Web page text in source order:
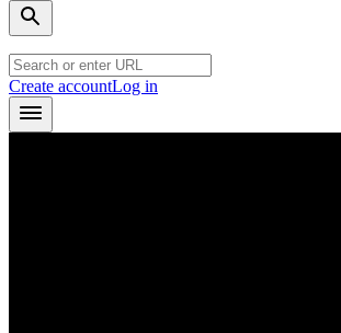
Create accountLog in